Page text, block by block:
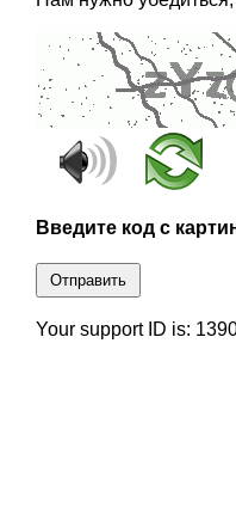
Введите код с
Отправить
Your support ID is: